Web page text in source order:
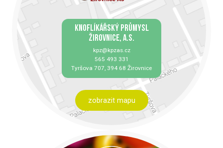
KNOFLÍKÁŘSKÝ PRŮMYSL
ŽIROVNICE, A.S.
kpz@kpzas.cz
565 493 331
Tyršova 707, 394 68 Žirovnice
zobrazit mapu